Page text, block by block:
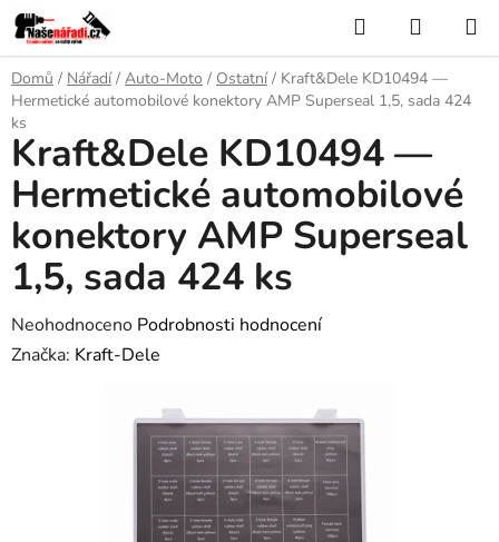
Přejít
na
obsah
Hledat
KOŠÍK
Domů / Nářadí / Auto-Moto / Ostatní / Kraft&Dele KD10494 —
Hermetické automobilové konektory AMP Superseal 1,5, sada 424
ks
Kraft&Dele KD10494 —
Hermetické automobilové
konektory AMP Superseal
1,5, sada 424 ks
Průměrné
hodnocení
Neohodnoceno Podrobnosti hodnocení
Značka: Kraft-Dele